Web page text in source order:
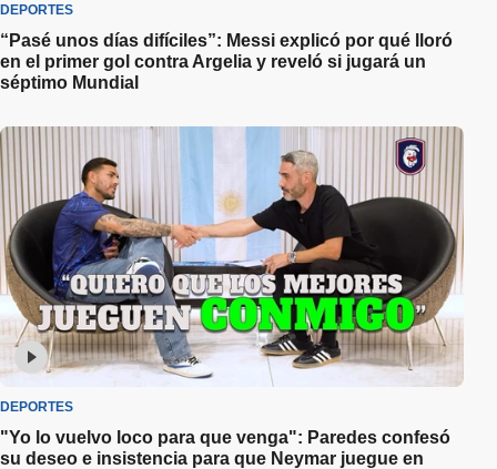
DEPORTES
“Pasé unos días difíciles”: Messi explicó por qué lloró
en el primer gol contra Argelia y reveló si jugará un
séptimo Mundial
DEPORTES
"Yo lo vuelvo loco para que venga": Paredes confesó
su deseo e insistencia para que Neymar juegue en